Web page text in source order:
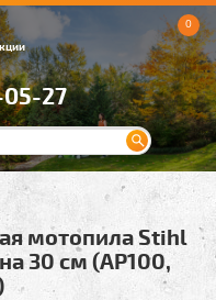
27
0
мотопила Stihl
30 см (AP100,